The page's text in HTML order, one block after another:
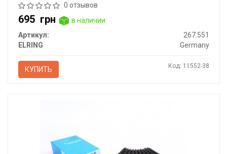
0 отзывов
695 грн
в наличии
Артикул:
267.551
ELRING
Germany
КУПИТЬ Код: 11552-38